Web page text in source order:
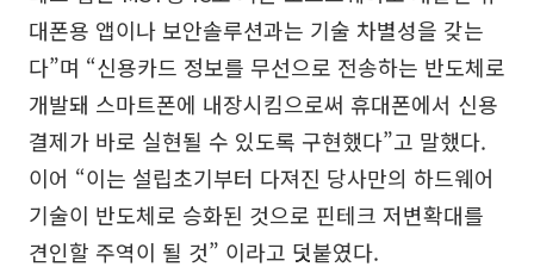
대폰용 앱이나 보안솔루션과는 기술 차별성을 갖는
다”며 “신용카드 정보를 무선으로 전송하는 반도체로
개발돼 스마트폰에 내장시킴으로써 휴대폰에서 신용
결제가 바로 실현될 수 있도록 구현했다”고 말했다.
이어 “이는 설립초기부터 다져진 당사만의 하드웨어
기술이 반도체로 승화된 것으로 핀테크 저변확대를
견인할 주역이 될 것” 이라고 덧붙였다.